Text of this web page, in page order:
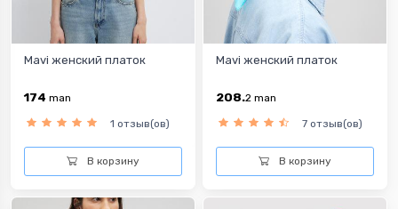
Mavi женский платок
174 man
1 отзыв(ов)
В корзину
Mavi женский платок
208.2 man
7 отзыв(ов)
В корзину